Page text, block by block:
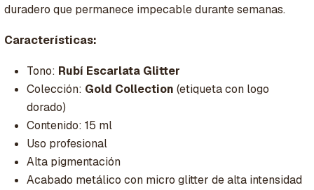
duradero que permanece impecable durante semanas.
Características:
Tono: Rubí Escarlata Glitter
Colección: Gold Collection (etiqueta con logo
dorado)
Contenido: 15 ml
Uso profesional
Alta pigmentación
Acabado metálico con micro glitter de alta intensidad